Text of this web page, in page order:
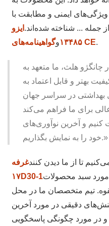
ویژگی‌های ایمنی و مطابقت با
جمله ... شناخته شده‌اند. ایزو
۱۳۴۸۵و گواهینامه‌های CE.
هلث، ما متعهد به
بهتر و قابل اعتماد به
در سراسر جهان
۲۰۲۴ بستری عالی برای ما فراهم می‌کند
کنیم و آخرین نوآوری‌های
خود را به نمایش بگذاریم.»
تا از ما دیدن کنندغرفه
۱۷D30-1سبد محصولات
تیم متخصصان ما در محل
دقیقی در مورد آخرین
و در مورد چگونگی پاسخگویی